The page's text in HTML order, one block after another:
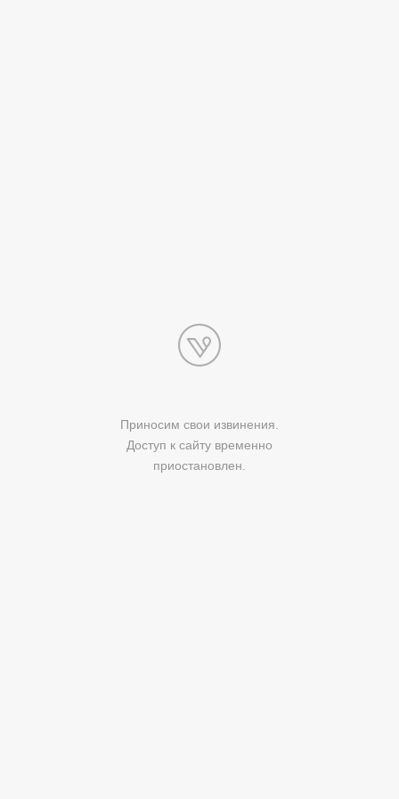
Приносим свои извинения.
Доступ к сайту временно
приостановлен.